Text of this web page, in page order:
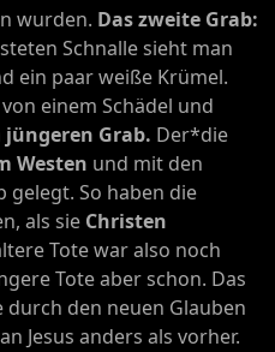
wurden. Das zweite Grab:
Schnalle sieht man
ein paar weiße Krümel.
von einem Schädel und
jüngeren Grab. Der*die
Westen und mit den
gelegt. So haben die
als sie Christen
Tote war also noch
Tote aber schon. Das
den neuen Glauben
Jesus anders als vorher.